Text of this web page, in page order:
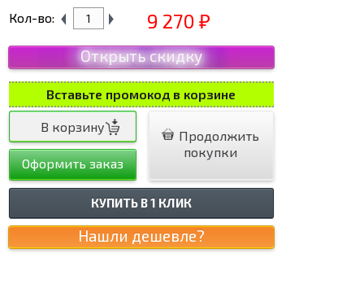
Кол-во: 9 270₽
Открыть скидку
Вставьте промокод в корзине
Оформить заказ
Продолжить
покупки
КУПИТЬ В 1 КЛИК